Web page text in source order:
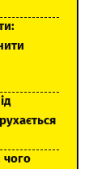
чого